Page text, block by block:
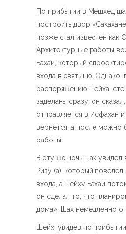
По прибытии в Мешхед
построить двор
позже стал известен как
Архитектурные работы
Бахаи, который
входа в святыню. Однако,
распоряжению шейха,
заделаны сразу: он
отправляется в Исфахан
вернется, а после можно
работы.
В эту же ночь шах увидел
Ризу (а), который
входа, а шейху Бахаи
он сделал то, что
дома». Шах немедленно
Шейх, увидев по